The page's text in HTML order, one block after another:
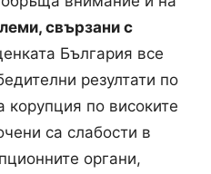
свързани с
България все
резултати по
корупция по високите
са слабости в
органи,